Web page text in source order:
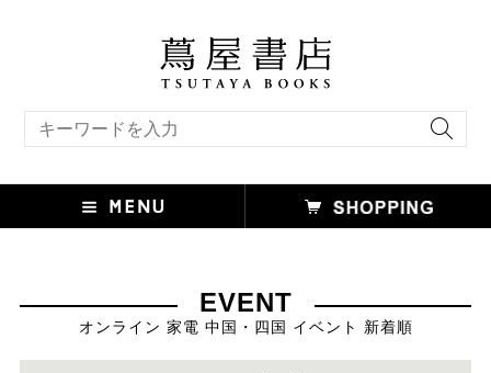
EVENT
オンライン 家電 中国・四国 イベント 新着順